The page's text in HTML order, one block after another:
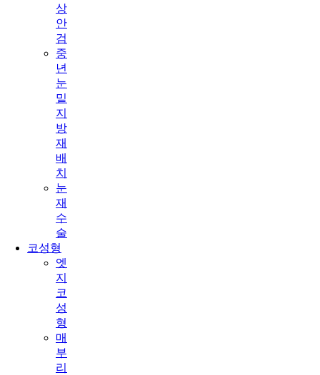
상
안
검
중
년
눈
밑
지
방
재
배
치
눈
재
수
술
코성형
엣
지
코
성
형
매
부
리